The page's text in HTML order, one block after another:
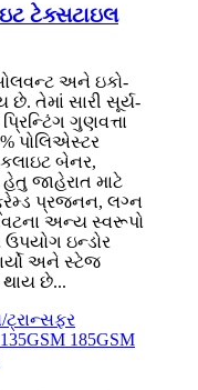
ટેક્સટાઇલ
અને ઇકો-
છે. તેમાં સારી સૂર્ય-
ગુણવત્તા
પોલિએસ્ટર
બેનર,
જાહેરાત માટે
પ્રજનન, લગ્ન
અન્ય સ્વરૂપો
ઇન્ડોર
અને સ્ટેજ
છે...